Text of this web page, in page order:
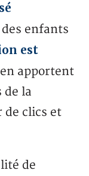
enfants
est
apportent
de la
de clics et
de